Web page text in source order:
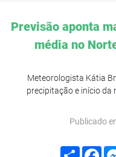
Previsão aponta
média no
Meteorologista Kátia
precipitação e início da
Publicado